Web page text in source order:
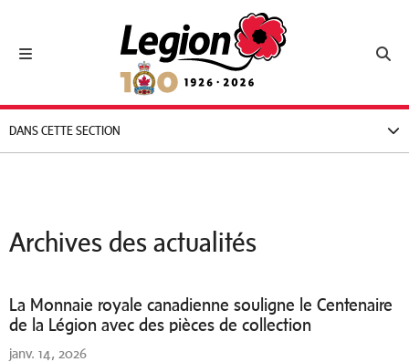
Toggle navigation
Royal Canadian Legion
DANS CETTE SECTION
Archives des actualités
La Monnaie royale canadienne souligne le Centenaire
de la Légion avec des pièces de collection
janv. 14, 2026